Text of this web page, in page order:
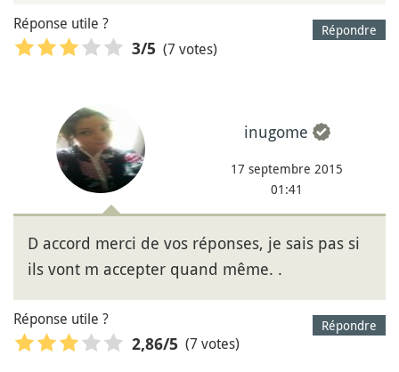
Répondre
Réponse utile ?
3/5 (7 votes)
inugome
17 septembre 2015
01:41
D accord merci de vos réponses, je sais pas si
ils vont m accepter quand même. .
Répondre
Réponse utile ?
2,86/5 (7 votes)